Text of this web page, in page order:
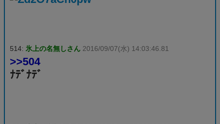
514: 氷上の名無しさん 2016/09/07(水) 14:03:46.81
>>504
ﾅﾃﾞﾅﾃﾞ